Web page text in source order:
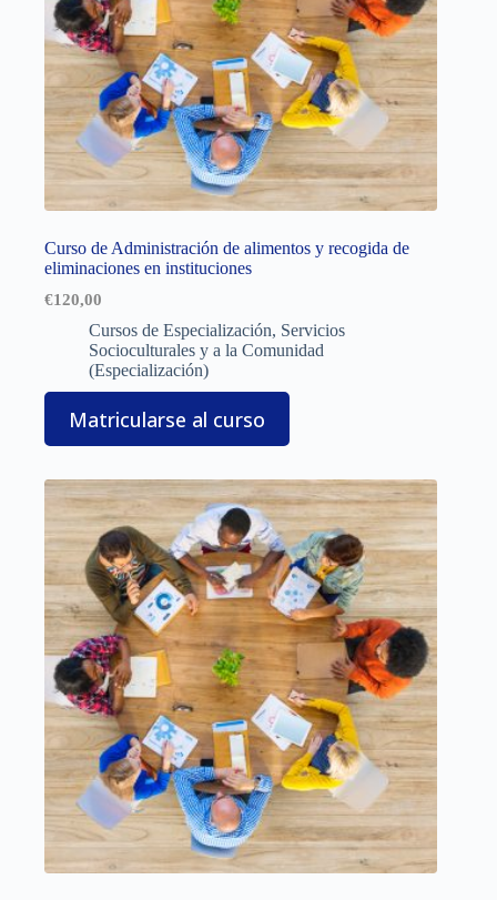
Curso de Administración de alimentos y recogida de
eliminaciones en instituciones
€120,00
Cursos de Especialización, Servicios
Socioculturales y a la Comunidad
(Especialización)
Matricularse al curso